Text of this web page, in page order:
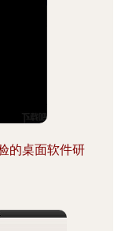
的桌面软件研